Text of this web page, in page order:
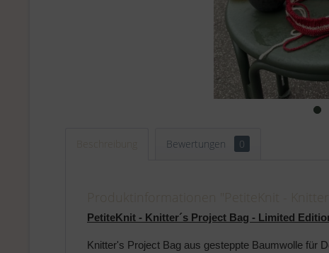
Bewertungen 0
PetiteKnit - Knitter´s Project Bag - Limited
Knitter's Project Bag aus gesteppte Baumwolle für